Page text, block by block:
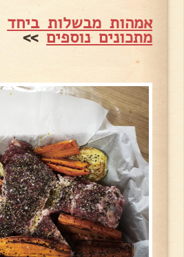
אמהות מבשלות ביחד
מתכונים נוספים>>